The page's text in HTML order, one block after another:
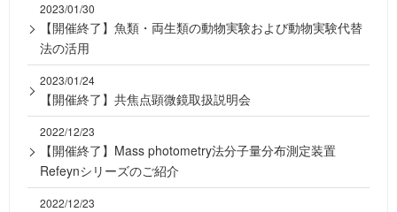
2023/01/30
【開催終了】魚類・両生類の動物実験および動物実験代替
法の活用
2023/01/24
【開催終了】共焦点顕微鏡取扱説明会
2022/12/23
【開催終了】Mass photometry法分子量分布測定装置
Refeynシリーズのご紹介
2022/12/23